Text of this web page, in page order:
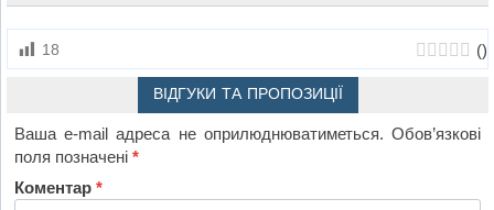
18 ()
ВІДГУКИ ТА ПРОПОЗИЦІЇ
Ваша e-mail адреса не оприлюднюватиметься. Обов’язкові
поля позначені*
Коментар*